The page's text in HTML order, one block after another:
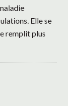
Elle se
remplit plus